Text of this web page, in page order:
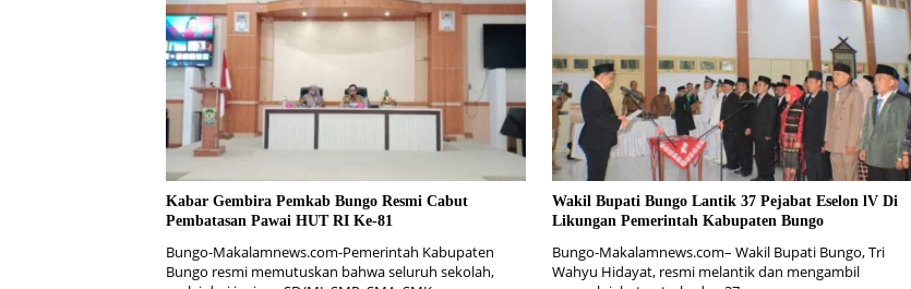
Kabar Gembira Pemkab Bungo Resmi Cabut
Pembatasan Pawai HUT RI Ke-81
Bungo-Makalamnews.com-Pemerintah Kabupaten
Bungo resmi memutuskan bahwa seluruh sekolah,
Wakil Bupati Bungo Lantik 37 Pejabat Eselon lV Di
Likungan Pemerintah Kabupaten Bungo
Bungo-Makalamnews.com– Wakil Bupati Bungo, Tri
Wahyu Hidayat, resmi melantik dan mengambil